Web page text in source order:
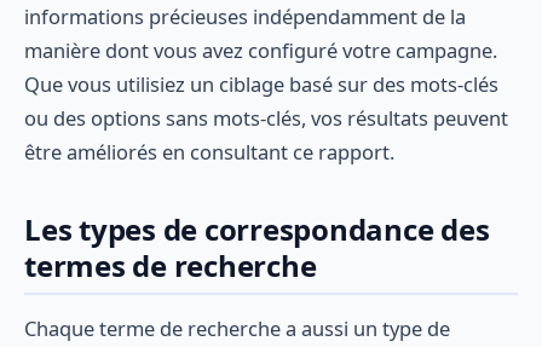
informations précieuses indépendamment de la
manière dont vous avez configuré votre campagne.
Que vous utilisiez un ciblage basé sur des mots-clés
ou des options sans mots-clés, vos résultats peuvent
être améliorés en consultant ce rapport.
Les types de correspondance des
termes de recherche
Chaque terme de recherche a aussi un type de